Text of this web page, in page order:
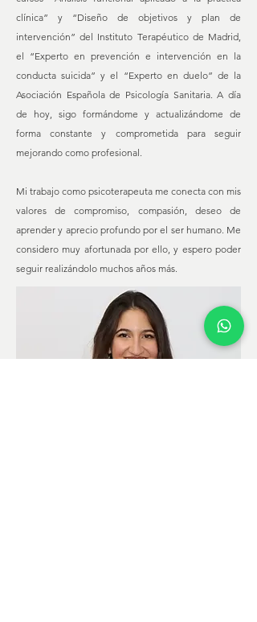
clínica” y “Diseño de objetivos y plan de
intervención” del Instituto Terapéutico de Madrid,
el “Experto en prevención e intervención en la
conducta suicida” y el “Experto en duelo” de la
Asociación Española de Psicología Sanitaria. A día
de hoy, sigo formándome y actualizándome de
forma constante y comprometida para seguir
mejorando como profesional.
Mi trabajo como psicoterapeuta me conecta con mis
valores de compromiso, compasión, deseo de
aprender y aprecio profundo por el ser humano. Me
considero muy afortunada por ello, y espero poder
seguir realizándolo muchos años más.